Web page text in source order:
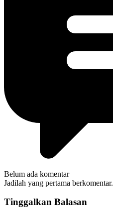
Belum ada komentar
Jadilah yang pertama berkomentar.
Tinggalkan Balasan